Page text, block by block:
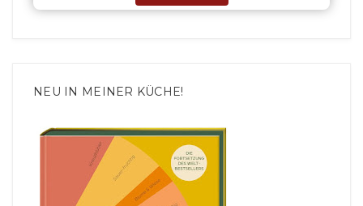
NEU IN MEINER KÜCHE!